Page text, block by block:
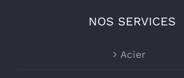
NOS SERVICES
Acier